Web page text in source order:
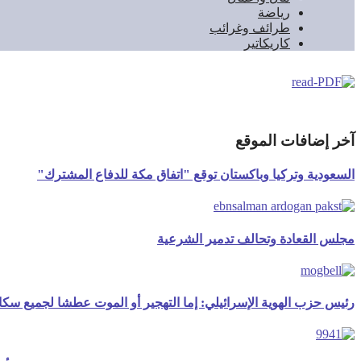
رياضة
طرائف وغرائب
كاريكاتير
آخر إضافات الموقع
السعودية وتركيا وباكستان توقع "اتفاق مكة للدفاع المشترك"
مجلس القعادة وتحالف تدمير الشرعية
رئيس حزب الهوية الإسرائيلي: إما التهجير أو الموت عطشا لجميع